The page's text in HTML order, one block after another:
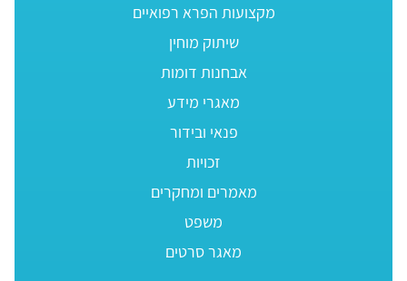
מקצועות הפרא רפואיים
שיתוק מוחין
אבחנות דומות
מאגרי מידע
פנאי ובידור
זכויות
מאמרים ומחקרים
משפט
מאגר סרטים